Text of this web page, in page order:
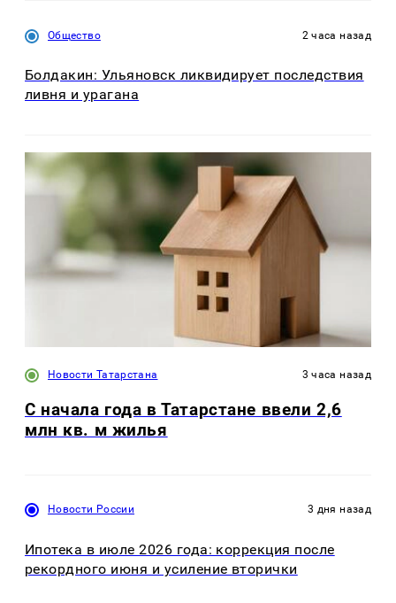
Общество 2 часа назад
Болдакин: Ульяновск ликвидирует последствия
ливня и урагана
Новости Татарстана 3 часа назад
С начала года в Татарстане ввели 2,6
млн кв. м жилья
Новости России 3 дня назад
Ипотека в июле 2026 года: коррекция после
рекордного июня и усиление вторички